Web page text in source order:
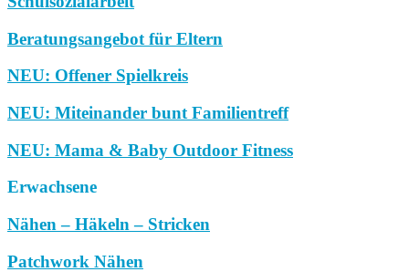
Beratungsangebot für Eltern
NEU: Offener Spielkreis
NEU: Miteinander bunt Familientreff
NEU: Mama & Baby Outdoor Fitness
Erwachsene
Nähen – Häkeln – Stricken
Patchwork Nähen